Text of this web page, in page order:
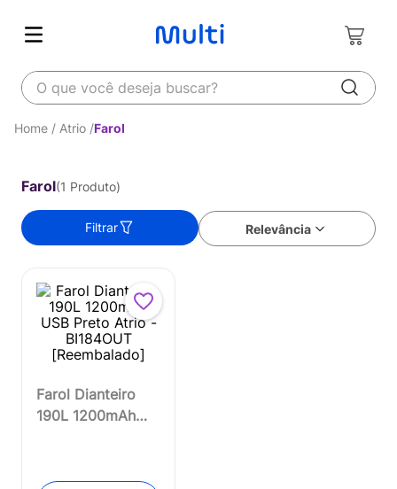
O que você deseja buscar?
Atrio Farol
Farol 1 Produto
Relevância
Filtrar
Farol Dianteiro
190L 1200mAh
[Reembalado]